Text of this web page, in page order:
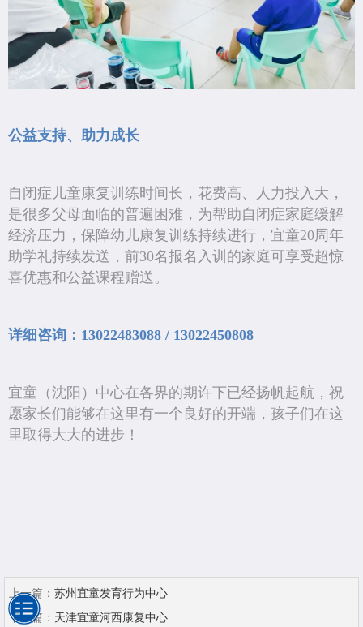
公益支持、助力成长
自闭症儿童康复训练时间长，花费高、人力投入大，
是很多父母面临的普遍困难，为帮助自闭症家庭缓解
经济压力，保障幼儿康复训练持续进行，宜童20周年
助学礼持续发送，前30名报名入训的家庭可享受超惊
喜优惠和公益课程赠送。
详细咨询：13022483088 / 13022450808
宜童（沈阳）中心在各界的期许下已经扬帆起航，祝
愿家长们能够在这里有一个良好的开端，孩子们在这
里取得大大的进步！
上一篇： 苏州宜童发育行为中心
下一篇： 天津宜童河西康复中心